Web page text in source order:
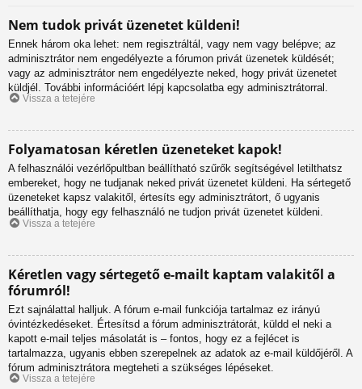
Nem tudok privát üzenetet küldeni!
Ennek három oka lehet: nem regisztráltál, vagy nem vagy belépve; az
adminisztrátor nem engedélyezte a fórumon privát üzenetek küldését;
vagy az adminisztrátor nem engedélyezte neked, hogy privát üzenetet
küldjél. További információért lépj kapcsolatba egy adminisztrátorral.
Vissza a tetejére
Folyamatosan kéretlen üzeneteket kapok!
A felhasználói vezérlőpultban beállítható szűrők segítségével letilthatsz
embereket, hogy ne tudjanak neked privát üzenetet küldeni. Ha sértegető
üzeneteket kapsz valakitől, értesíts egy adminisztrátort, ő ugyanis
beállíthatja, hogy egy felhasználó ne tudjon privát üzenetet küldeni.
Vissza a tetejére
Kéretlen vagy sértegető e-mailt kaptam valakitől a
fórumról!
Ezt sajnálattal halljuk. A fórum e-mail funkciója tartalmaz ez irányú
óvintézkedéseket. Értesítsd a fórum adminisztrátorát, küldd el neki a
kapott e-mail teljes másolatát is – fontos, hogy ez a fejlécet is
tartalmazza, ugyanis ebben szerepelnek az adatok az e-mail küldőjéről. A
fórum adminisztrátora megteheti a szükséges lépéseket.
Vissza a tetejére